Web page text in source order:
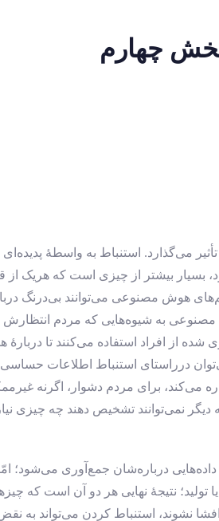
چهارم
می‌گذارد. استنباط به‌ واسطۀ پدیده‌ای
بیشتر از چیزی است که هریک از
هوش مصنوعی می‌توانند بی‌درنگ
به شیوه‌هایی که مردم انتظارش
از افراد استفاده می‌کنند تا دربارۀ
درراستای استنباط اطلاعات
برای مردم دشوار، اگرنه
نمی‌توانند تشخیص دهند چه چیزی
درباره‌شان جمع‌آوری می‌شود؛
نتیجۀ نهایی هر دو آن است که
نشوند، استنباط‌ کردن می‌تواند